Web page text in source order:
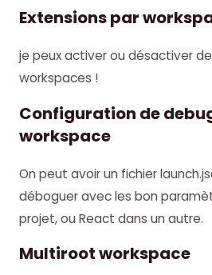
Extensions par
je peux activer ou désactiver
workspaces !
Configuration de
workspace
On peut avoir un fichier
déboguer avec les bon
projet, ou React dans un autre.
Multiroot workspace